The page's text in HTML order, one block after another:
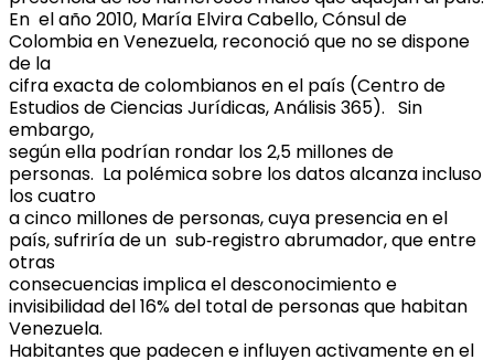
En el año 2010, María Elvira Cabello, Cónsul de
Colombia en Venezuela, reconoció que no se dispone
de la
cifra exacta de colombianos en el país (Centro de
Estudios de Ciencias Jurídicas, Análisis 365). Sin
embargo,
según ella podrían rondar los 2,5 millones de
personas. La polémica sobre los datos alcanza incluso
los cuatro
a cinco millones de personas, cuya presencia en el
país, sufriría de un sub‐registro abrumador, que entre
otras
consecuencias implica el desconocimiento e
invisibilidad del 16% del total de personas que habitan
Venezuela.
Habitantes que padecen e influyen activamente en el